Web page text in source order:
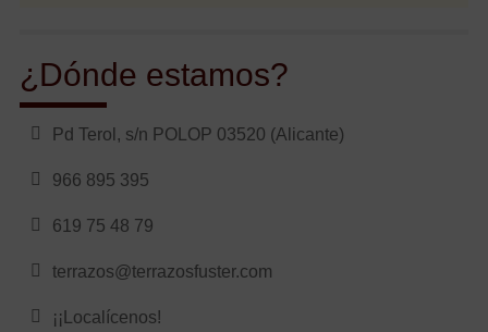
¿Dónde estamos?
Pd Terol, s/n POLOP 03520 (Alicante)
966 895 395
619 75 48 79
terrazos@terrazosfuster.com
¡¡Localícenos!